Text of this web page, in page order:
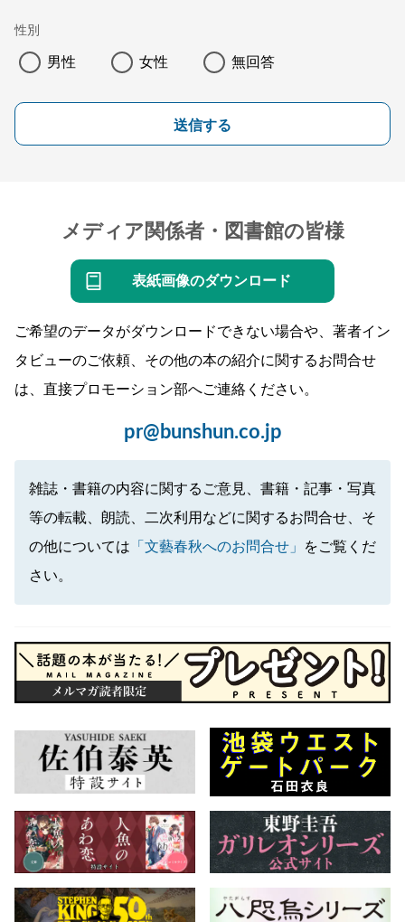
性別
男性 女性 無回答
送信する
メディア関係者・図書館の皆様
表紙画像のダウンロード
ご希望のデータがダウンロードできない場合や、著者イン
タビューのご依頼、その他の本の紹介に関するお問合せ
は、直接プロモーション部へご連絡ください。
pr@bunshun.co.jp
雑誌・書籍の内容に関するご意見、書籍・記事・写真
等の転載、朗読、二次利用などに関するお問合せ、そ
の他については 「文藝春秋へのお問合せ」
をご覧くだ
さい。